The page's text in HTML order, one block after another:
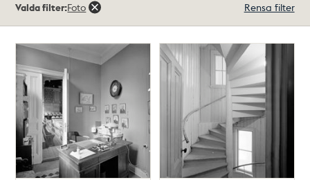
träffar
Valda filter:Foto Rensa filter